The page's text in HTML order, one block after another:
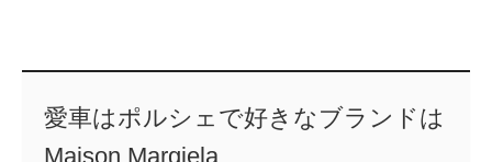
愛車はポルシェで好きなブランドは
Maison Margiela